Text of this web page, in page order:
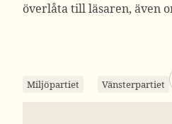
överlåta till läsaren, även
Miljöpartiet Vänsterpartiet